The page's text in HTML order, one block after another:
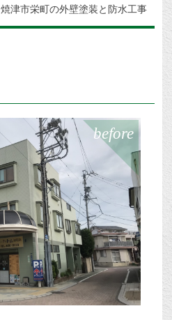
焼津市栄町の外壁塗装と防水工事
before